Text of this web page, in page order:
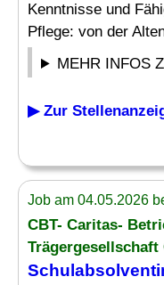
Kenntnisse und
Pflege: von der
MEHR INFOS
▶ Zur
Job am 04.05.2026
CBT- Caritas-
Trägergesellschaft